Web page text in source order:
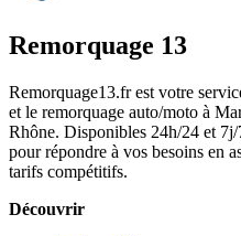
Remorquage 13
Remorquage13.fr est votre
et le remorquage auto/moto à
Rhône. Disponibles 24h/24 et
pour répondre à vos besoins en
tarifs compétitifs.
Découvrir